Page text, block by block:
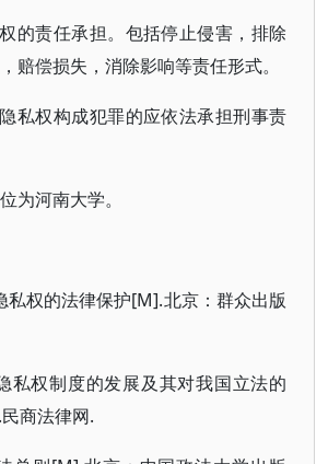
的责任承担。包括停止侵害，排除
赔偿损失，消除影响等责任形式。
私权构成犯罪的应依法承担刑事责
为河南大学。
私权的法律保护[M].北京：群众出版
私权制度的发展及其对我国立法的
商法律网.